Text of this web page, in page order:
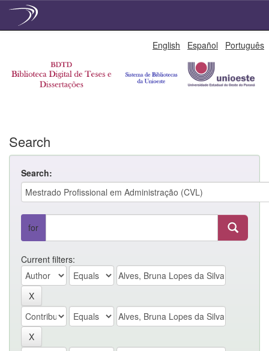
English Español Português
Search
Search:
for
Current filters: